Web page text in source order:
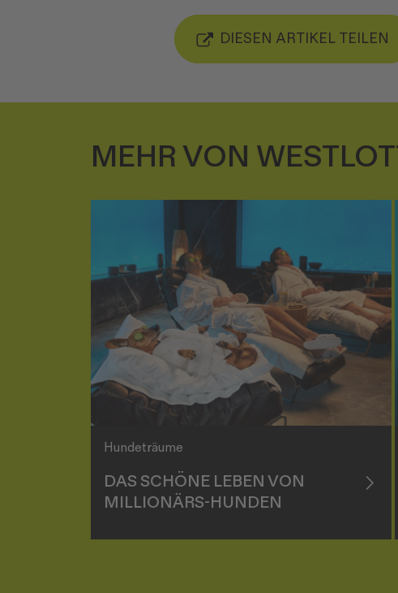
DIESEN ARTIKEL TEILEN
MEHR VON
Hundeträume
DAS SCHÖNE LEBEN VON
MILLIONÄRS-HUNDEN